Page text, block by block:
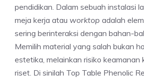
pendidikan. Dalam sebuah instalasi
meja kerja atau worktop adalah
sering berinteraksi dengan bahan-
Memilih material yang salah bukan
estetika, melainkan risiko keamanan
riset. Di sinilah Top Table Phenolic